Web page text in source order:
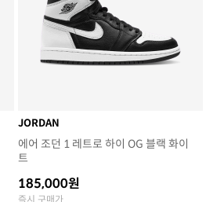
JORDAN
에어 조던 1 레트로 하이 OG 블랙 화이
트
185,000원
즉시 구매가